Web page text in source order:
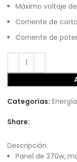
Máximo voltaje
Corriente de corto
Corriente de
Categorías:
Share:
Descripción
Panel de 370w,